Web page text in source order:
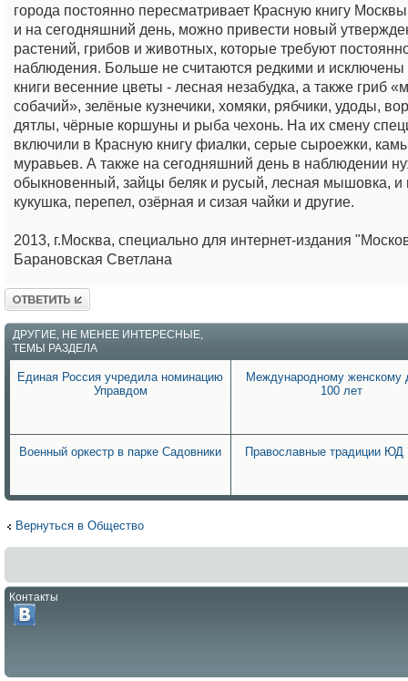
города постоянно пересматривает Красную книгу
и на сегодняшний день, можно привести новый
растений, грибов и животных, которые требуют
наблюдения. Больше не считаются редкими и исключены
книги весенние цветы - лесная незабудка, а также гриб
собачий», зелёные кузнечики, хомяки, рябчики, удоды,
дятлы, чёрные коршуны и рыба чехонь. На их смену
включили в Красную книгу фиалки, серые сыроежки,
муравьев. А также на сегодняшний день в наблюдении
обыкновенный, зайцы беляк и русый, лесная мышовка, и
кукушка, перепел, озёрная и сизая чайки и другие.
2013, г.Москва, специально для интернет-издания
Барановская Светлана
Ответить
ДРУГИЕ, НЕ МЕНЕЕ ИНТЕРЕСНЫЕ,
ТЕМЫ РАЗДЕЛА
Единая Россия учредила номинацию
Управдом
Международному женскому
100 лет
Военный оркестр в парке Садовники Православные традиции ЮД
Вернуться в Общество
Контакты